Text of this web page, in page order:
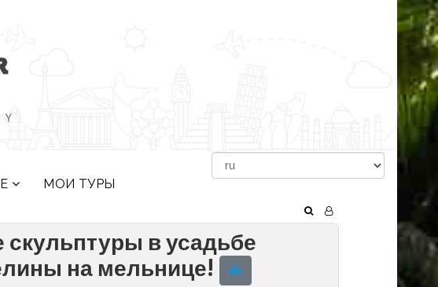
МОИ ТУРЫ
скульптуры в усадьбе
на мельнице!